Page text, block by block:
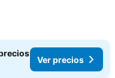
Ver precios